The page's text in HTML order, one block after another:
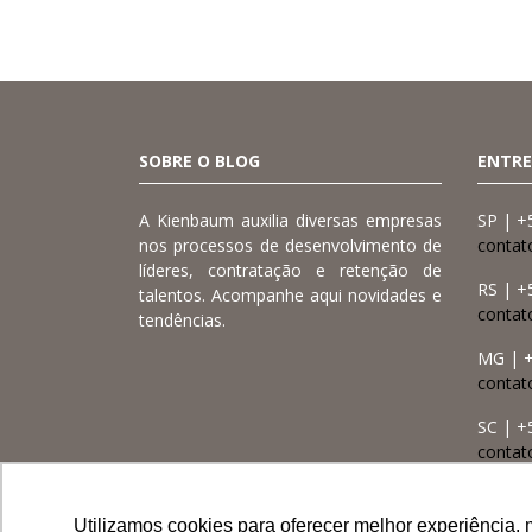
Utilizamos cookies para oferecer melhor
Utilizamos cookies para oferecer melhor
Utilizamos cookies para oferecer melhor
SOBRE O BLOG
A Kienbaum auxilia diversas empresas
nos processos de desenvolvimento de
líderes, contratação e retenção de
talentos. Acompanhe aqui novidades e
tendências.
SP |
RS |
MG |
SC |